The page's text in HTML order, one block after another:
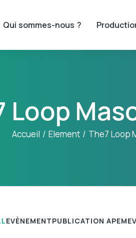
Qui sommes-nous ?
Loop
Accueil Element The7 Loop
EVÈNEMENTPUBLICATION